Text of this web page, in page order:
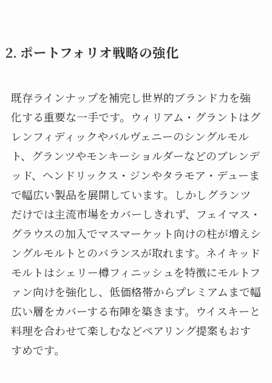
2. ポートフォリオ戦略の強化
既存ラインナップを補完し世界的ブランド力を強
化する重要な一手です。ウィリアム・グラントはグ
レンフィディックやバルヴェニーのシングルモル
ト、グランツやモンキーショルダーなどのブレンデ
ッド、ヘンドリックス・ジンやタラモア・デューま
で幅広い製品を展開しています。しかしグランツ
だけでは主流市場をカバーしきれず、フェイマス・
グラウスの加入でマスマーケット向けの柱が増えシ
ングルモルトとのバランスが取れます。ネイキッド
モルトはシェリー樽フィニッシュを特徴にモルトフ
ァン向けを強化し、低価格帯からプレミアムまで幅
広い層をカバーする布陣を築きます。ウイスキーと
料理を合わせて楽しむなどペアリング提案もおす
すめです。